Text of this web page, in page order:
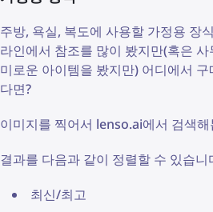
주방, 욕실, 복도에 사용할 가정용 장
라인에서 참조를 많이 봤지만(혹은
미로운 아이템을 봤지만) 어디에서
다면?
이미지를 찍어서 lenso.ai에서 검색
결과를 다음과 같이 정렬할 수 있습니
최신/최고